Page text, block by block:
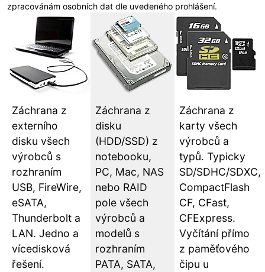
zpracovánám osobních dat dle uvedeného prohlášení.
Záchrana z
externího
disku všech
výrobců s
rozhraním
USB, FireWire,
eSATA,
Thunderbolt a
LAN. Jedno a
vícedisková
řešení.
Záchrana z
disku
(HDD/SSD) z
notebooku,
PC, Mac, NAS
nebo RAID
pole všech
výrobců a
modelů s
rozhraním
PATA, SATA,
Záchrana z
karty všech
výrobců a
typů. Typicky
SD/SDHC/SDXC,
CompactFlash
CF, CFast,
CFExpress.
Vyčítání přímo
z paměťového
čipu u